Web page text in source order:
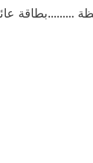
.........بطاقة